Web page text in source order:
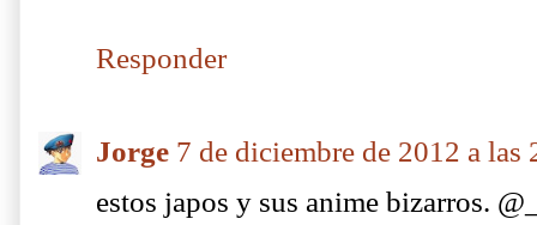
Responder
Jorge 7 de diciembre de 2012 a las
estos japos y sus anime bizarros.